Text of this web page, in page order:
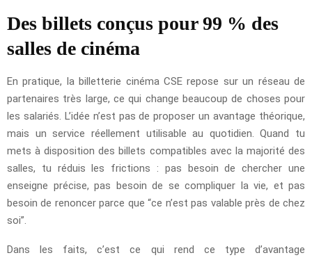
Des billets conçus pour 99 % des
salles de cinéma
En pratique, la billetterie cinéma CSE repose sur un réseau de
partenaires très large, ce qui change beaucoup de choses pour
les salariés. L’idée n’est pas de proposer un avantage théorique,
mais un service réellement utilisable au quotidien. Quand tu
mets à disposition des billets compatibles avec la majorité des
salles, tu réduis les frictions : pas besoin de chercher une
enseigne précise, pas besoin de se compliquer la vie, et pas
besoin de renoncer parce que “ce n’est pas valable près de chez
soi”.
Dans les faits, c’est ce qui rend ce type d’avantage